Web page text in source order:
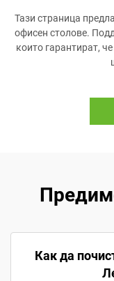
Тази страница
офисен столове.
които гарантират,
Как да